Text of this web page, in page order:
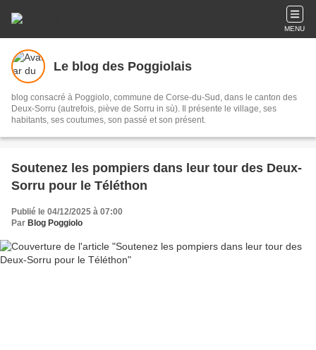
MENU
Le blog des Poggiolais
blog consacré à Poggiolo, commune de Corse-du-Sud, dans le canton des
Deux-Sorru (autrefois, piève de Sorru in sù). Il présente le village, ses
habitants, ses coutumes, son passé et son présent.
Soutenez les pompiers dans leur tour des Deux-
Sorru pour le Téléthon
Publié le 04/12/2025 à 07:00
Par Blog Poggiolo